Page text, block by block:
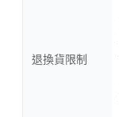
退換貨限制